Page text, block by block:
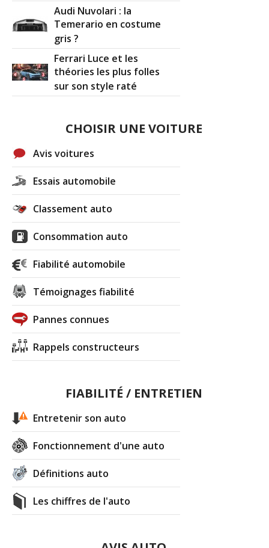
Audi Nuvolari : la
Temerario en costume
gris ?
Ferrari Luce et les
théories les plus folles
sur son style raté
CHOISIR UNE VOITURE
Avis voitures
Essais automobile
Classement auto
Consommation auto
Fiabilité automobile
Témoignages fiabilité
Pannes connues
Rappels constructeurs
FIABILITÉ / ENTRETIEN
Entretenir son auto
Fonctionnement d'une auto
Définitions auto
Les chiffres de l'auto